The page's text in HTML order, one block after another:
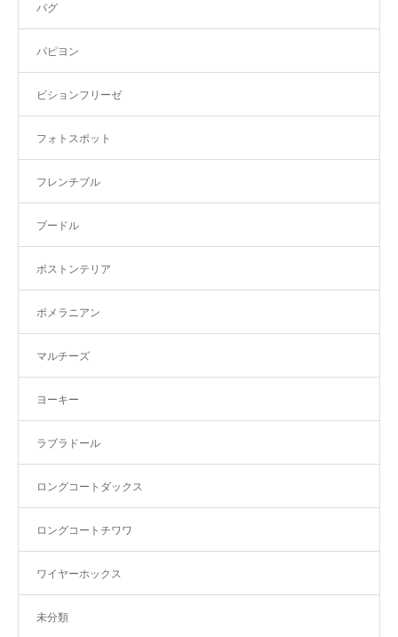
パグ
パピヨン
ビションフリーゼ
フォトスポット
フレンチブル
プードル
ボストンテリア
ポメラニアン
マルチーズ
ヨーキー
ラブラドール
ロングコートダックス
ロングコートチワワ
ワイヤーホックス
未分類